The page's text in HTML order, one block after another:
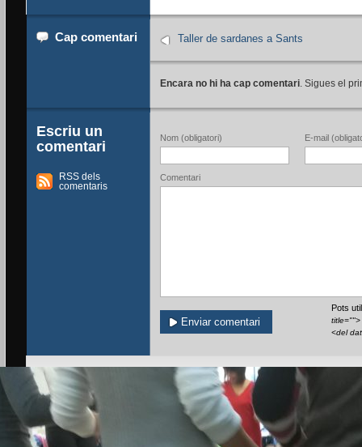
Cap comentari Taller de sardanes a Sants
Encara no hi ha cap comentari. Sigues el
Escriu un
comentari
RSS dels
comentaris
Nom (obligatori) E-mail
Comentari
Pots
<del